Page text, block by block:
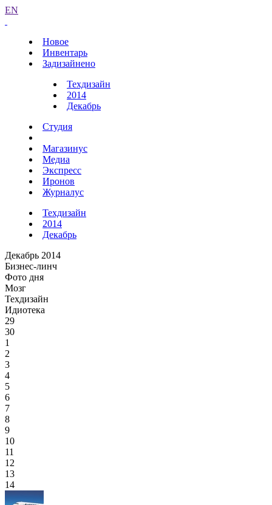
EN
Новое
Инвентарь
Задизайнено
Техдизайн
2014
Декабрь
Студия
Магазинус
Медиа
Экспресс
Иронов
Журналус
Техдизайн
2014
Декабрь
Декабрь 2014
Бизнес-линч
Фото дня
Мозг
Техдизайн
Идиотека
29
30
1
2
3
4
5
6
7
8
9
10
11
12
13
14